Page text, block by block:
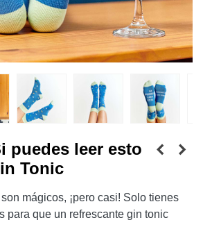
puedes leer esto
Tonic
mágicos, ¡pero casi! Solo tienes
para que un refrescante gin tonic